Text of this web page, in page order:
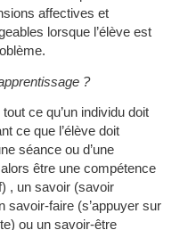
affectives et
lorsque l’élève est
?
ce qu’un individu doit
ce que l’élève doit
séance ou d’une
être une compétence
, un savoir (savoir
savoir-faire (s’appuyer sur
ou un savoir-être